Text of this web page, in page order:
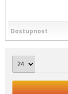
Dostupnost